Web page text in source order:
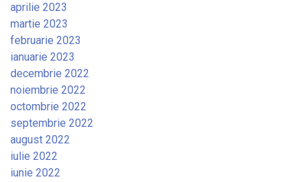
aprilie 2023
martie 2023
februarie 2023
ianuarie 2023
decembrie 2022
noiembrie 2022
octombrie 2022
septembrie 2022
august 2022
iulie 2022
iunie 2022